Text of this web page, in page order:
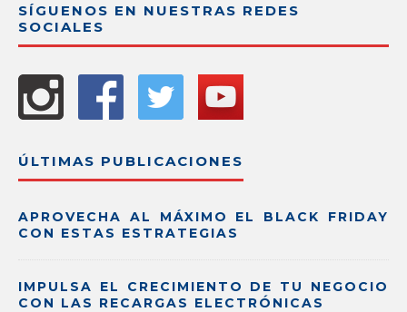
SÍGUENOS EN NUESTRAS REDES
SOCIALES
ÚLTIMAS PUBLICACIONES
APROVECHA AL MÁXIMO EL BLACK FRIDAY
CON ESTAS ESTRATEGIAS
IMPULSA EL CRECIMIENTO DE TU NEGOCIO
CON LAS RECARGAS ELECTRÓNICAS